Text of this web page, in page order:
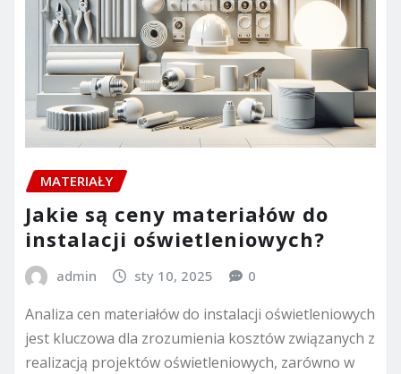
MATERIAŁY
Jakie są ceny materiałów do
instalacji oświetleniowych?
admin sty 10, 2025 0
Analiza cen materiałów do instalacji oświetleniowych
jest kluczowa dla zrozumienia kosztów związanych z
realizacją projektów oświetleniowych, zarówno w